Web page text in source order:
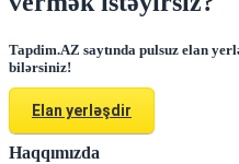
Tapdim.AZ saytında pulsuz elan
bilərsiniz!
Elan yerləşdir
Haqqımızda